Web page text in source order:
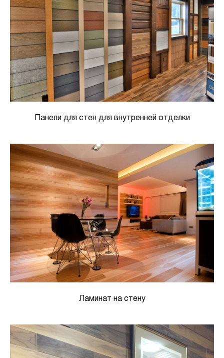
Панели для стен для внутренней отделки
Ламинат на стену